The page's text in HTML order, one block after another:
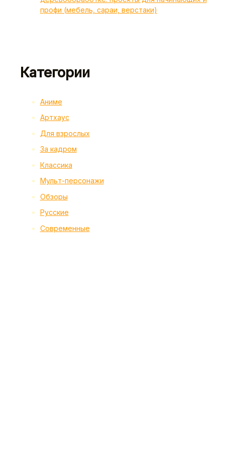
профи (мебель, сараи, верстаки)
Категории
Аниме
Артхаус
Для взрослых
За кадром
Классика
Мульт-персонажи
Обзоры
Русские
Современные